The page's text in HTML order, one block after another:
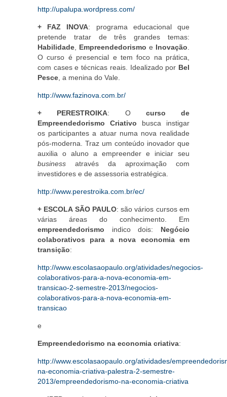
http://upalupa.wordpress.com/
+ FAZ INOVA: programa educacional que
pretende tratar de três grandes temas:
Habilidade
Empreendedorismo e Inovação
O curso é presencial e tem foco na prática,
com cases e técnicas reais. Idealizado por Bel
Pesce , a menina do Vale.
http://www.fazinova.com.br/
+ PERESTROIKA: O curso de
Empreendedorismo Criativo busca instigar
os participantes a atuar numa nova realidade
pós-moderna. Traz um conteúdo inovador que
auxilia o aluno a empreender e iniciar seu
business através da aproximação com
investidores e de assessoria estratégica.
http://www.perestroika.com.br/ec/
+ ESCOLA SÃO PAULO: são vários cursos em
várias áreas do conhecimento. Em
empreendedorismo indico dois: Negócio
colaborativos para a nova economia em
transição:
http://www.escolasaopaulo.org/atividades/negocios-
colaborativos-para-a-nova-economia-em-
transicao-2-semestre-2013/negocios-
colaborativos-para-a-nova-economia-em-
transicao
e
Empreendedorismo na economia criativa:
http://www.escolasaopaulo.org/atividades/
na-economia-criativa-palestra-2-semestre-
2013/empreendedorismo-na-economia-criativa